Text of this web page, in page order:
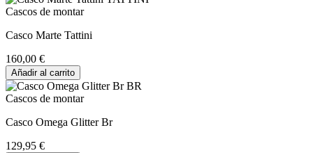
Cascos de montar
Casco Marte Tattini
160,00 €
Añadir al carrito
Cascos de montar
Casco Omega Glitter Br
129,95 €